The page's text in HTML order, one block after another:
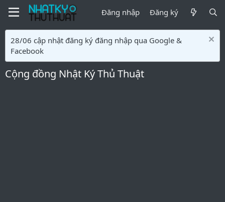
Đăng nhập Đăng ký
28/06 cập nhật đăng ký đăng nhập qua Google &
Facebook
Cộng đồng Nhật Ký Thủ Thuật